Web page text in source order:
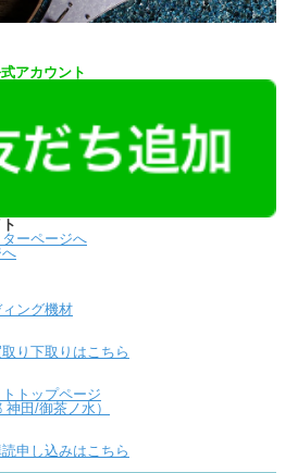
アカウント
ーページへ
ング機材
り下取りはこちら
トップページ
田/御茶ノ水）
申し込みはこちら